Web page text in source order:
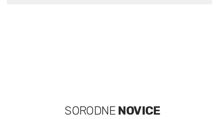
SORODNE NOVICE